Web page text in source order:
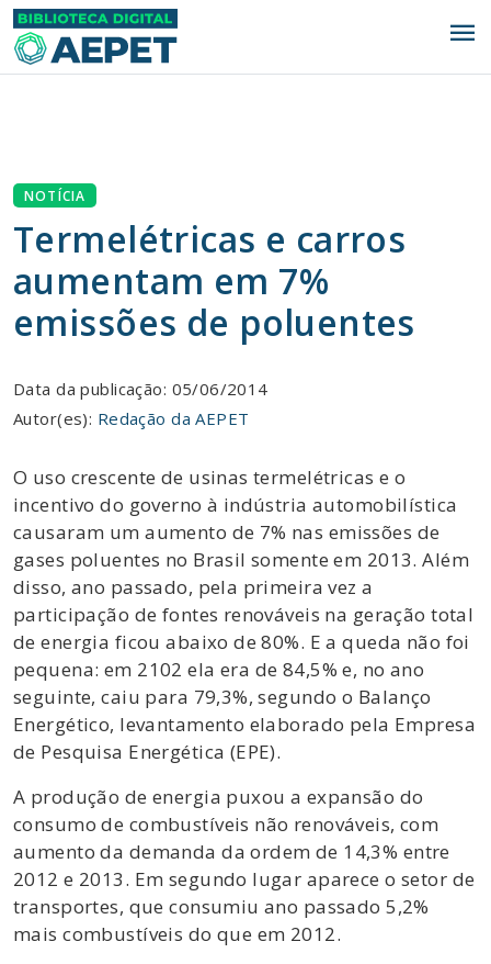
menu
NOTÍCIA
Termelétricas e carros
aumentam em 7%
emissões de poluentes
Data da publicação: 05/06/2014
Autor(es): Redação da AEPET
O uso crescente de usinas termelétricas e o
incentivo do governo à indústria automobilística
causaram um aumento de 7% nas emissões de
gases poluentes no Brasil somente em 2013. Além
disso, ano passado, pela primeira vez a
participação de fontes renováveis na geração total
de energia ficou abaixo de 80%. E a queda não foi
pequena: em 2102 ela era de 84,5% e, no ano
seguinte, caiu para 79,3%, segundo o Balanço
Energético, levantamento elaborado pela Empresa
de Pesquisa Energética (EPE).
A produção de energia puxou a expansão do
consumo de combustíveis não renováveis, com
aumento da demanda da ordem de 14,3% entre
2012 e 2013. Em segundo lugar aparece o setor de
transportes, que consumiu ano passado 5,2%
mais combustíveis do que em 2012.